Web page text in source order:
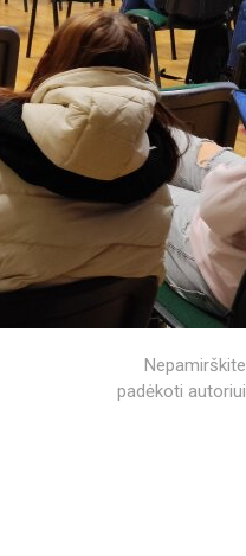
Nepamirškite
padėkoti autoriui